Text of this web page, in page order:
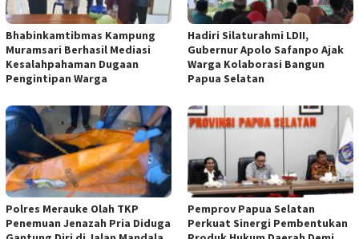
Bhabinkamtibmas Kampung
Muramsari Berhasil Mediasi
Kesalahpahaman Dugaan
Pengintipan Warga
Hadiri Silaturahmi LDII,
Gubernur Apolo Safanpo Ajak
Warga Kolaborasi Bangun
Papua Selatan
Polres Merauke Olah TKP
Penemuan Jenazah Pria Diduga
Pemprov Papua Selatan
Perkuat Sinergi Pembentukan